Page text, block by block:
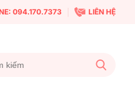
094.170.7373 LIÊN HỆ